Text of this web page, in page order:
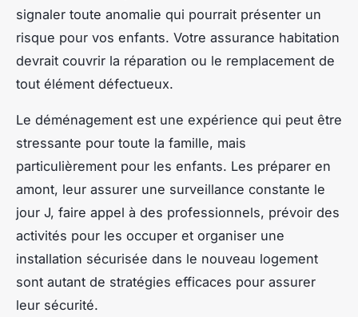
signaler toute anomalie qui pourrait présenter un
risque pour vos enfants. Votre assurance habitation
devrait couvrir la réparation ou le remplacement de
tout élément défectueux.
Le déménagement est une expérience qui peut être
stressante pour toute la famille, mais
particulièrement pour les enfants. Les préparer en
amont, leur assurer une surveillance constante le
jour J, faire appel à des professionnels, prévoir des
activités pour les occuper et organiser une
installation sécurisée dans le nouveau logement
sont autant de stratégies efficaces pour assurer
leur sécurité.